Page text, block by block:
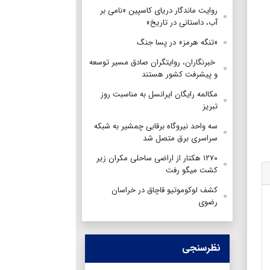
روایت ماندگار دریای کاسپین «نامی بر
آب، داستانی در تاریخ»
«تنگه هرمز» در پسا جنگ
‌ خبرنگاران، روایتگران صادق مسیر توسعه
و پیشرفت کشور هستند
مکالمه رایگان ایرانسل به مناسبت روز
تبریز
سه واحد نیروگاه برقابی چمشیر به شبکه
سراسری برق متصل شد
۱۲۷۰ هکتار از اراضی ساحلی مکران زیر
کشت میگو رفت
کشف لوکوموتیو قاچاق در خراسان
رضوی
نظرسنجی